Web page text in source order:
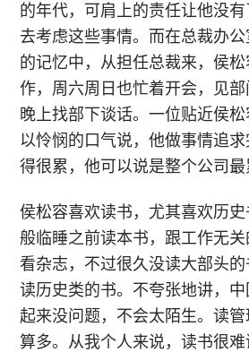
的年代，可肩上的责任让他没
去考虑这些事情。而在总裁办
的记忆中，从担任总裁来，侯
作，周六周日也忙着开会，见部
晚上找部下谈话。一位贴近侯
以怜悯的口气说，他做事情追
得很累，他可以说是整个公司最
侯松容喜欢读书，尤其喜欢历
般临睡之前读本书，跟工作无
看杂志，不过很久没读大部头
读历史类的书。不夸张地讲，
起来没问题，不会太陌生。读
算多。从我个人来说，读书很